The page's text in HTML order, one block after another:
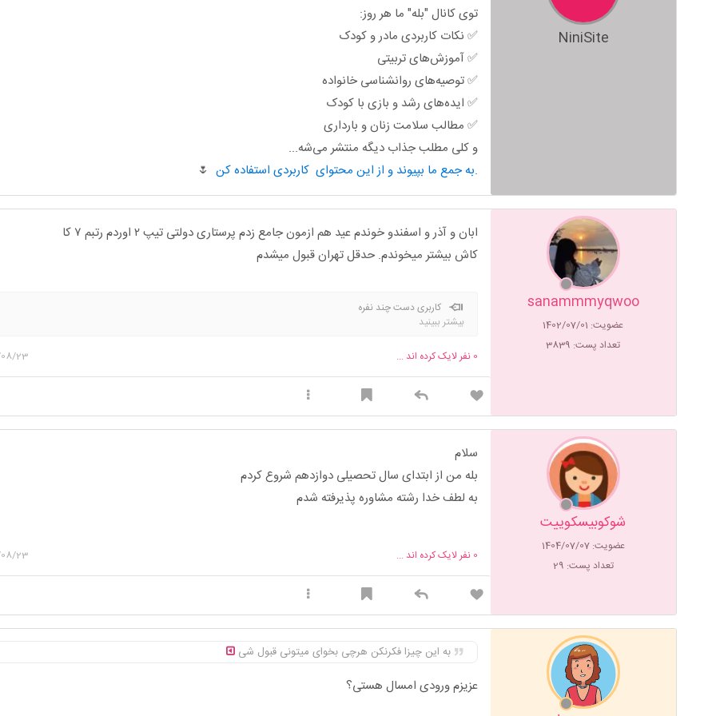
NiniSite
توی کانال "بله" ما هر روز:
✅ نکات کاربردی مادر و کودک
✅ آموزش‌های تربیتی
✅ توصیه‌های روانشناسی خانواده
✅ ایده‌های رشد و بازی با کودک
✅ مطالب سلامت زنان و بارداری
و کلی مطلب جذاب دیگه منتشر می‌شه...
به جمع ما بپیوند و از این محتوای کاربردی استفاده کن.
🌷
sanammmyqwoo
عضویت: 1402/07/01
تعداد پست: 3839
ابان و آذر و اسفندو خوندم عید هم ازمون جامع زدم پرستاری دولتی تیپ ۲ اوردم رتبم ۷ کا
کاش بیشتر میخوندم. حدقل تهران قبول میشدم
کاربری دست چند نفره
بیشتر ببینید
23 0 نفر لایک کرده اند ...
شوکوبیسکوییت
عضویت: 1404/07/07
تعداد پست: 29
سلام
بله من از ابتدای سال تحصیلی دوازدهم شروع کردم
به لطف خدا رشته مشاوره پذیرفته شدم
23 0 نفر لایک کرده اند ...
به این چیزا فکرنکن هرچی بخوای میتونی قبول شی
عزیزم ورودی امسال هستی؟